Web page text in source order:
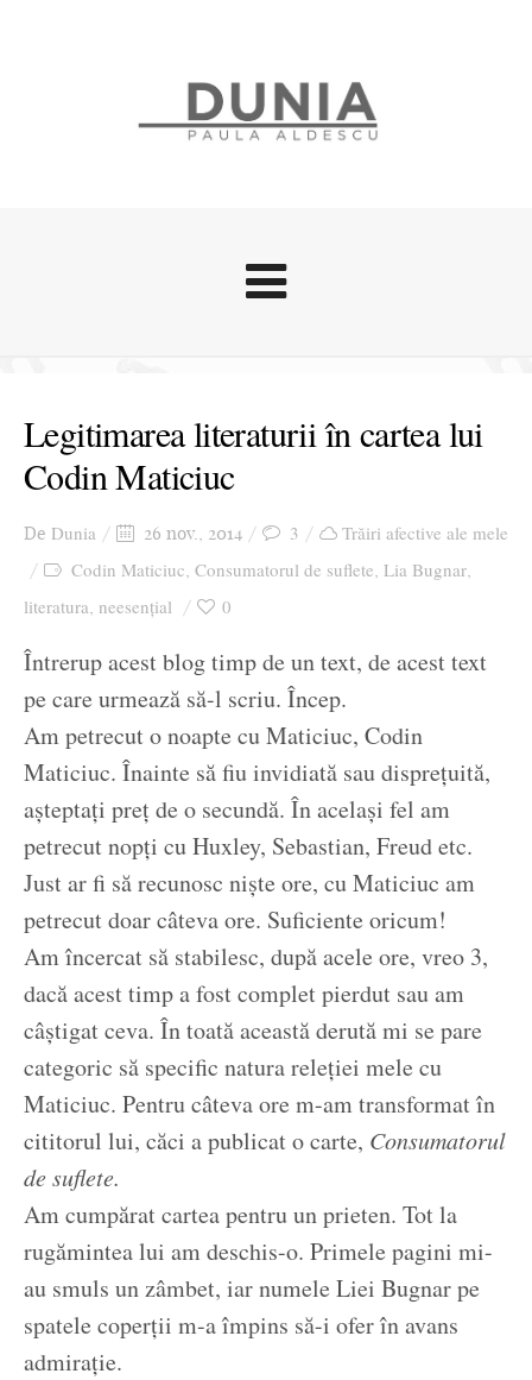
Stari afective
Zice Dunia
Cursuri povestite
Ziua culorii
Legitimarea literaturii în cartea lui
Codin Maticiuc
De Dunia 26 nov., 2014 3
Trăiri afective ale mele
Codin Maticiuc, Consumatorul de suflete, Lia Bugnar,
literatura, neesențial 0
Întrerup acest blog timp de un text, de acest text
pe care urmează să-l scriu. Încep.
Am petrecut o noapte cu Maticiuc, Codin
Maticiuc. Înainte să fiu invidiată sau disprețuită,
așteptați preț de o secundă. În același fel am
petrecut nopți cu Huxley, Sebastian, Freud etc.
Just ar fi să recunosc niște ore, cu Maticiuc am
petrecut doar câteva ore. Suficiente oricum!
Am încercat să stabilesc, după acele ore, vreo 3,
dacă acest timp a fost complet pierdut sau am
câștigat ceva. În toată această derută mi se pare
categoric să specific natura releției mele cu
Maticiuc. Pentru câteva ore m-am transformat în
cititorul lui, căci a publicat o carte, Consumatorul
de suflete.
Am cumpărat cartea pentru un prieten. Tot la
rugămintea lui am deschis-o. Primele pagini mi-
au smuls un zâmbet, iar numele Liei Bugnar pe
spatele coperții m-a împins să-i ofer în avans
admirație.